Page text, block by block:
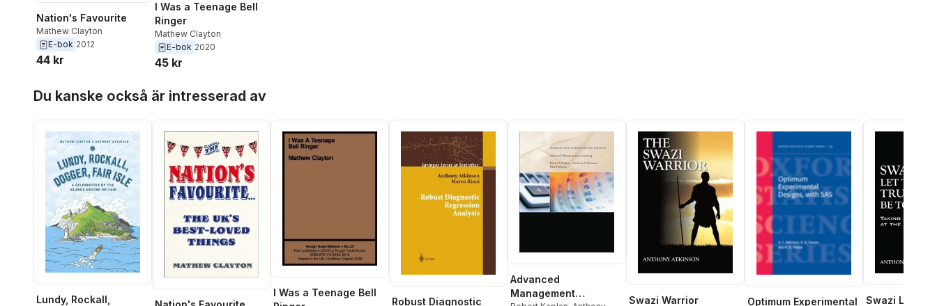
Nation's Favourite
Mathew Clayton
E-bok 2012
44 kr
I Was a Teenage Bell
Ringer
Mathew Clayton
E-bok 2020
45 kr
Du kanske också är intresserad av
Lundy, Rockall,
I Was a Teenage Bell
Robust Diagnostic
Advanced
Management
Swazi Warrior Optimum Experimental Swazi Let the